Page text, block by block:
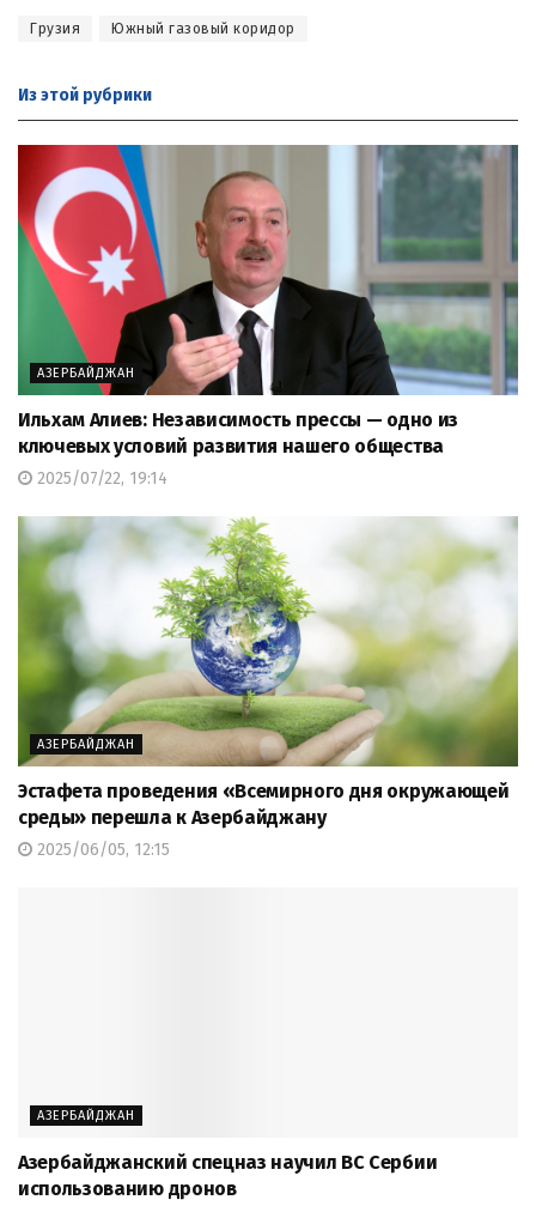
Грузия Южный газовый коридор
Из этой рубрики
АЗЕРБАЙДЖАН
Ильхам Алиев: Независимость прессы — одно из
ключевых условий развития нашего общества
2025/07/22, 19:14
АЗЕРБАЙДЖАН
Эстафета проведения «Всемирного дня окружающей
среды» перешла к Азербайджану
2025/06/05, 12:15
АЗЕРБАЙДЖАН
Азербайджанский спецназ научил ВС Сербии
использованию дронов